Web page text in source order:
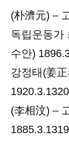
(朴濟元) –
독립운동가
수안)
강정태(姜
(李相汶) –